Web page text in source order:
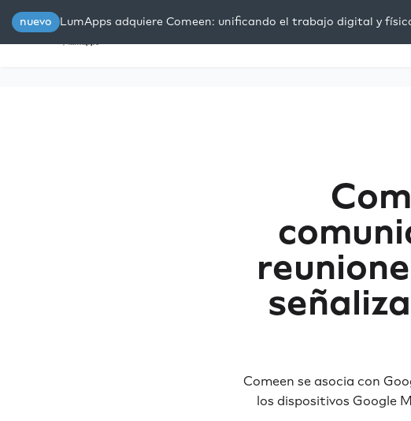
nuevo LumApps adquiere Comeen: unificando el trabajo digital y
Comeen se asocia con
los dispositivos Google